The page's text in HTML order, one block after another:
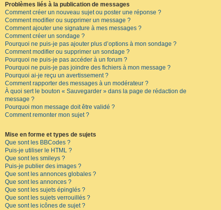
Problèmes liés à la publication de messages
Comment créer un nouveau sujet ou poster une réponse ?
Comment modifier ou supprimer un message ?
Comment ajouter une signature à mes messages ?
Comment créer un sondage ?
Pourquoi ne puis-je pas ajouter plus d’options à mon sondage ?
Comment modifier ou supprimer un sondage ?
Pourquoi ne puis-je pas accéder à un forum ?
Pourquoi ne puis-je pas joindre des fichiers à mon message ?
Pourquoi ai-je reçu un avertissement ?
Comment rapporter des messages à un modérateur ?
À quoi sert le bouton « Sauvegarder » dans la page de rédaction de
message ?
Pourquoi mon message doit être validé ?
Comment remonter mon sujet ?
Mise en forme et types de sujets
Que sont les BBCodes ?
Puis-je utiliser le HTML ?
Que sont les smileys ?
Puis-je publier des images ?
Que sont les annonces globales ?
Que sont les annonces ?
Que sont les sujets épinglés ?
Que sont les sujets verrouillés ?
Que sont les icônes de sujet ?